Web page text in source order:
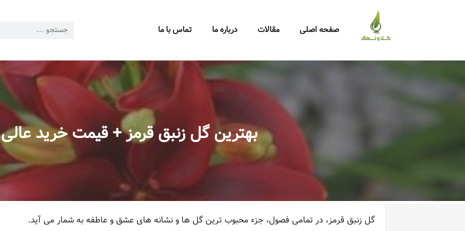
صفحه اصلی مقالات درباره ما تماس با ما
بهترین گل زنبق قرمز + قیمت خرید عالی
گل زنبق قرمز، در تمامی فصول، جزء محبوب ترین گل ها و نشانه های عشق و عاطفه به شمار می آید.